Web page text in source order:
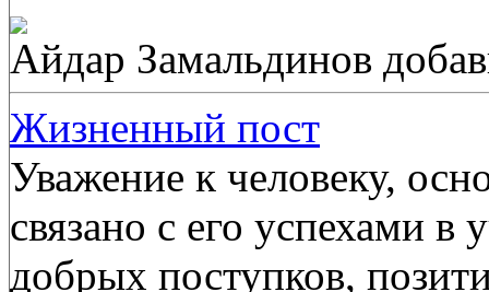
Айдар Замальдинов
Жизненный пост
Уважение к человеку,
связано с его успехами в
добрых поступков,